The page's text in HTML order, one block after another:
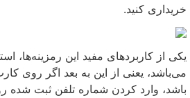
خریداری کنید.
یکی از کاربردهای مفید این رمزینه‌ها،
می‌باشد، یعنی از این به بعد اگر روی
باشد، وارد کردن شماره تلفن ثبت شده